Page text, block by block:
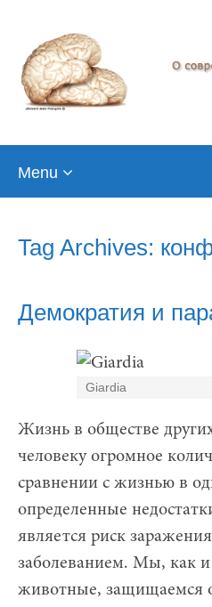
Menu
Tag Archives:
Демократия и
Giardia
Жизнь в обществе
человеку огромное
сравнении с жизнью в
определенные
является риск
заболеванием. Мы, как
животные, защищаемся